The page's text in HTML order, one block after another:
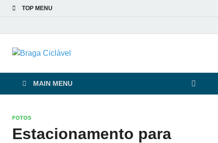
TOP MENU
Braga Ciclável
MAIN MENU
FOTOS
Estacionamento para